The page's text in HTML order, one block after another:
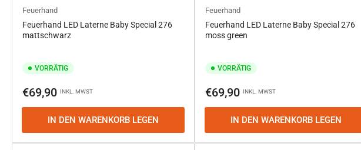
Feuerhand
Feuerhand LED Laterne Baby Special 276
mattschwarz
VORRÄTIG
Normaler
€69,90 INKL. MWST
IN DEN WARENKORB LEGEN
Feuerhand
Feuerhand LED Laterne Baby Special 276
moss green
VORRÄTIG
Normaler
€69,90 INKL. MWST
IN DEN WARENKORB LEGEN